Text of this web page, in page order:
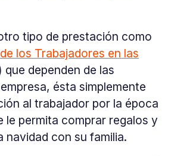
tipo de prestación como
los Trabajadores en las
que dependen de las
ésta simplemente
al trabajador por la época
le permita comprar regalos y
navidad con su familia.